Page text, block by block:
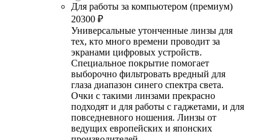
Для работы за компьютером (премиум)
20300 ₽
Универсальные утонченные линзы для
тех, кто много времени проводит за
экранами цифровых устройств.
Специальное покрытие помогает
выборочно фильтровать вредный для
глаза диапазон синего спектра света.
Очки с такими линзами прекрасно
подходят и для работы с гаджетами, и для
повседневного ношения. Линзы от
ведущих европейских и японских